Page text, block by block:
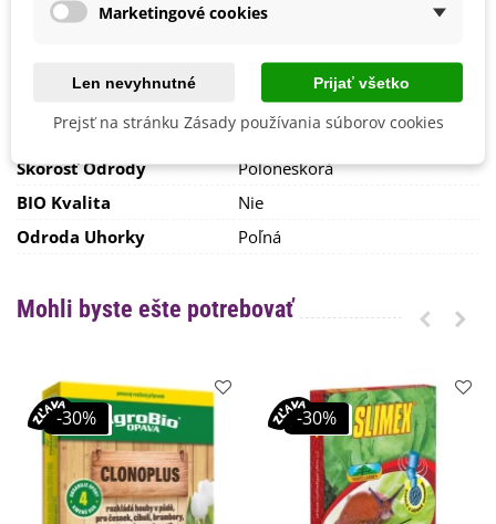
Mrazuvzdornosť
Nie
Odroda
Nehybridná
Zber
August
September
Skorosť Odrody
Poloneskorá
BIO Kvalita
Nie
Odroda Uhorky
Poľná
Mohli byste ešte potrebovať
-30% -30%
Marketingové cookies
Len nevyhnutné Prijať všetko
Prejsť na stránku Zásady používania súborov cookies